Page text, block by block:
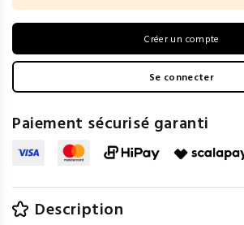
Créer un compte
Se connecter
Paiement sécurisé garanti
Description